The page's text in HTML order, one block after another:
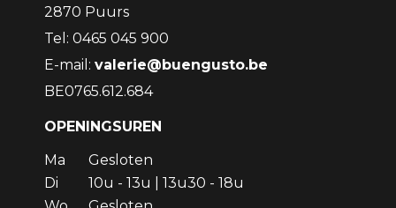
2870 Puurs
Tel: 0465 045 900
E-mail: valerie@buengusto.be
BE0765.612.684
OPENINGSUREN
Ma
Gesloten
Di
10u - 13u | 13u30 - 18u